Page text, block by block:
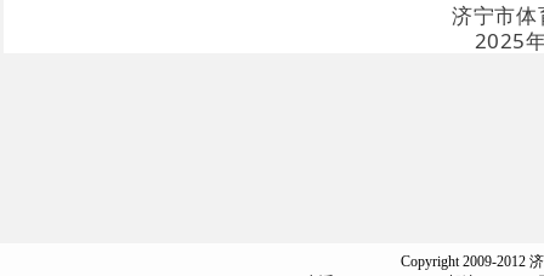
济宁市体育运动
2025年8月
Copyright 2009-2012